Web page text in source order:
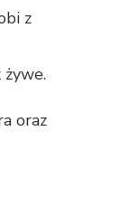
z
żywe.
oraz